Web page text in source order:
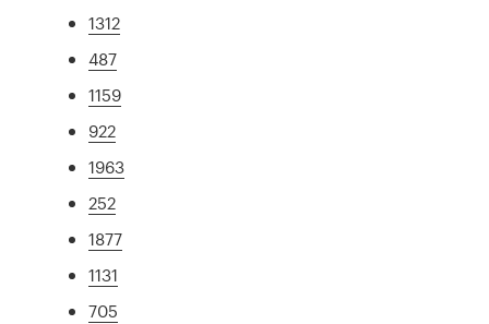
1312
487
1159
922
1963
252
1877
1131
705